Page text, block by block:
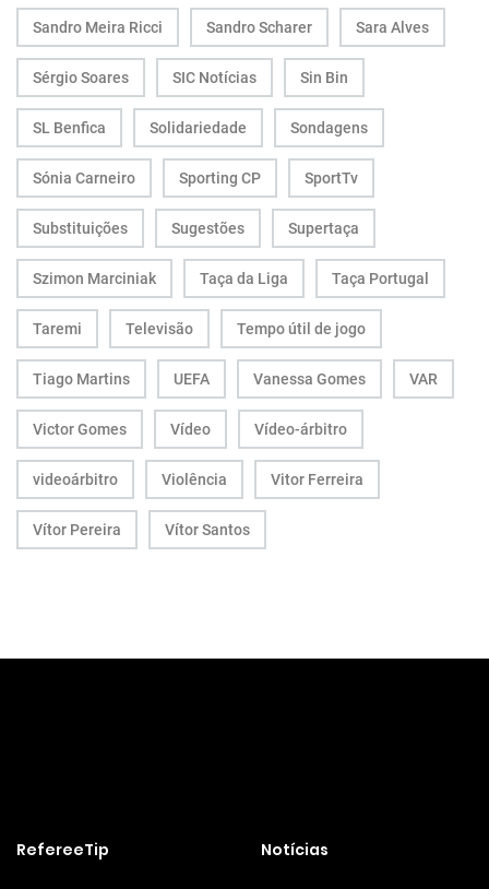
Sandro Meira Ricci Sandro Scharer Sara Alves
Sérgio Soares SIC Notícias Sin Bin
SL Benfica Solidariedade Sondagens
Sónia Carneiro Sporting CP SportTv
Substituições Sugestões Supertaça
Szimon Marciniak Taça da Liga Taça Portugal
Taremi Televisão Tempo útil de jogo
Tiago Martins UEFA Vanessa Gomes VAR
Victor Gomes Vídeo Vídeo-árbitro
videoárbitro Violência Vitor Ferreira
Vítor Pereira Vítor Santos
RefereeTip Notícias